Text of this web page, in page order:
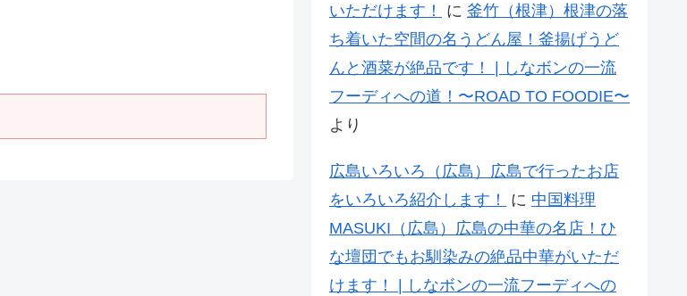
いただけます！
に 釜竹（根津）根津の落
ち着いた空間の名うどん屋！釜揚げうど
んと酒菜が絶品です！ | しなボンの一流
フーディへの道！〜ROAD TO FOODIE〜
より
広島いろいろ（広島）広島で行ったお店
をいろいろ紹介します！
に 中国料理
MASUKI（広島）広島の中華の名店！ひ
な壇団でもお馴染みの絶品中華がいただ
けます！ | しなボンの一流フーディへの